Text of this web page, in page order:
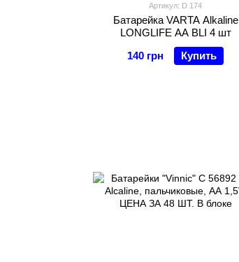
Артикул: D 174
Батарейка VARTA Alkaline
LONGLIFE AA BLI 4 шт
140 грн
Купить